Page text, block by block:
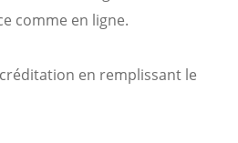
comme en ligne.
en remplissant le